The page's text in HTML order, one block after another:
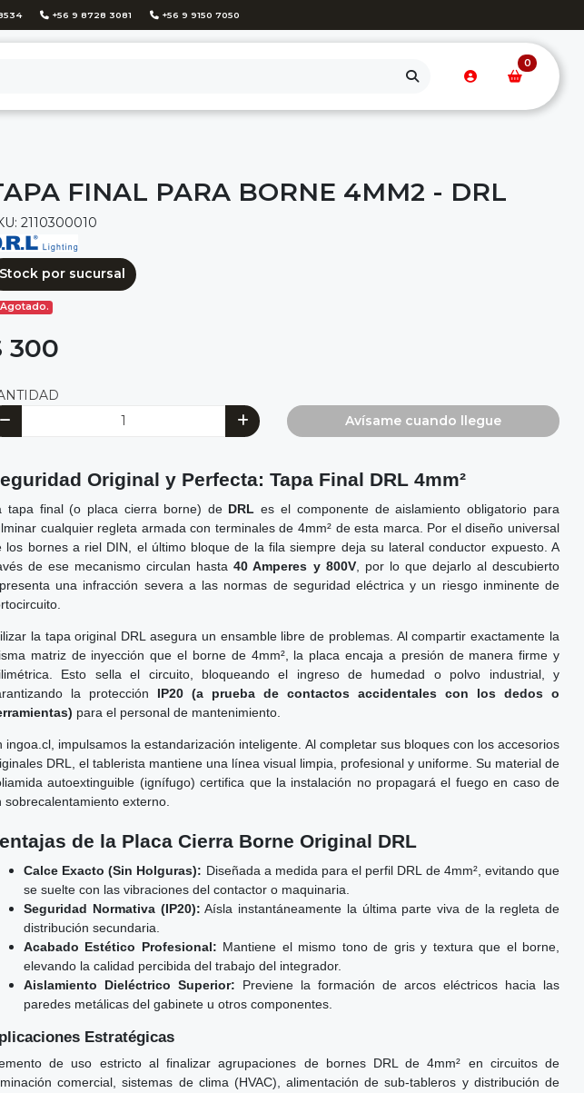
+56 9 8728 3081 +56 9 9150 7050
0
FINAL PARA BORNE 4MM2 - DRL
2110300010
Stock por sucursal
Agotado.
300
Avísame cuando llegue
Original y Perfecta: Tapa Final DRL 4mm²
tapa final (o placa cierra borne) de DRL es el componente de aislamiento obligatorio para
cualquier regleta armada con terminales de 4mm² de esta marca. Por el diseño universal
los bornes a riel DIN, el último bloque de la fila siempre deja su lateral conductor expuesto. A
de ese mecanismo circulan hasta40 Amperes y 800V, por lo que dejarlo al descubierto
una infracción severa a las normas de seguridad eléctrica y un riesgo inminente de
la tapa original DRL asegura un ensamble libre de problemas. Al compartir exactamente la
matriz de inyección que el borne de 4mm², la placa encaja a presión de manera firme y
Esto sella el circuito, bloqueando el ingreso de humedad o polvo industrial, y
la protección IP20 (a prueba de contactos accidentales con los dedos o
para el personal de mantenimiento.
ingoa.cl, impulsamos la estandarización inteligente. Al completar sus bloques con los accesorios
DRL, el tablerista mantiene una línea visual limpia, profesional y uniforme. Su material de
autoextinguible (ignífugo) certifica que la instalación no propagará el fuego en caso de
sobrecalentamiento externo.
de la Placa Cierra Borne Original DRL
Calce Exacto (Sin Holguras): Diseñada a medida para el perfil DRL de 4mm², evitando que
se suelte con las vibraciones del contactor o maquinaria.
Seguridad Normativa (IP20): Aísla instantáneamente la última parte viva de la regleta de
distribución secundaria.
Acabado Estético Profesional: Mantiene el mismo tono de gris y textura que el borne,
elevando la calidad percibida del trabajo del integrador.
Aislamiento Dieléctrico Superior: Previene la formación de arcos eléctricos hacia las
paredes metálicas del gabinete u otros componentes.
Estratégicas
de uso estricto al finalizar agrupaciones de bornes DRL de 4mm² en circuitos de
comercial, sistemas de clima (HVAC), alimentación de sub-tableros y distribución de